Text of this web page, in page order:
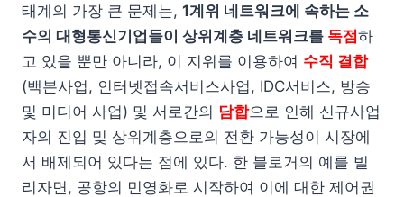
태계의 가장 큰 문제는, 1계위 네트워크에 속하는 소
수의 대형통신기업들이 상위계층 네트워크를 독점하
고 있을 뿐만 아니라, 이 지위를 이용하여 수직 결합
(백본사업, 인터넷접속서비스사업, IDC서비스, 방송
및 미디어 사업) 및 서로간의 담합으로 인해 신규사업
자의 진입 및 상위계층으로의 전환 가능성이 시장에
서 배제되어 있다는 점에 있다. 한 블로거의 예를 빌
리자면, 공항의 민영화로 시작하여 이에 대한 제어권